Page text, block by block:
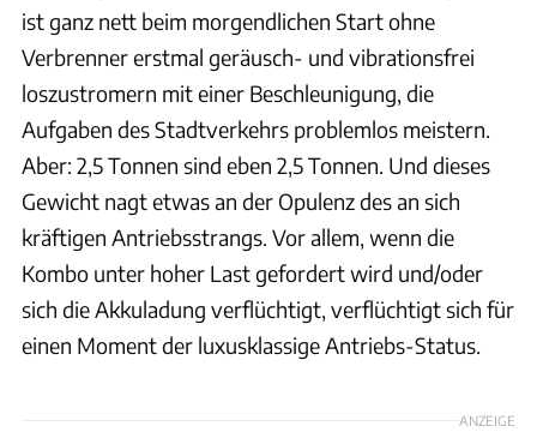
ist ganz nett beim morgendlichen Start ohne
Verbrenner erstmal geräusch- und vibrationsfrei
loszustromern mit einer Beschleunigung, die
Aufgaben des Stadtverkehrs problemlos meistern.
Aber: 2,5 Tonnen sind eben 2,5 Tonnen. Und dieses
Gewicht nagt etwas an der Opulenz des an sich
kräftigen Antriebsstrangs. Vor allem, wenn die
Kombo unter hoher Last gefordert wird und/oder
sich die Akkuladung verflüchtigt, verflüchtigt sich für
einen Moment der luxusklassige Antriebs-Status.
ANZEIGE